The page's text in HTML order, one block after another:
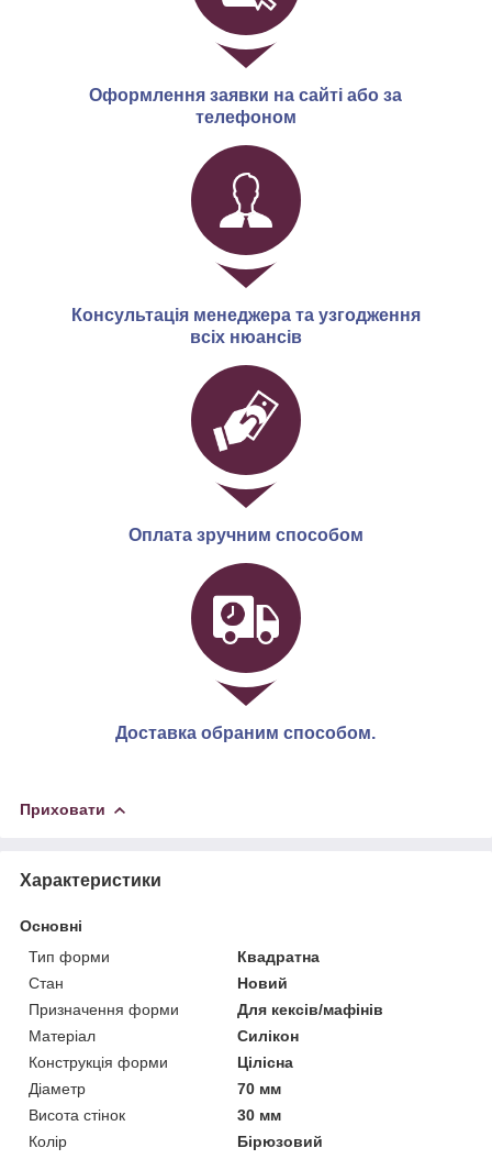
Оформлення заявки на сайті або за
телефоном
Консультація менеджера та узгодження
всіх нюансів
Оплата зручним способом
Доставка обраним способом.
Приховати
Характеристики
Основні
Тип форми
Квадратна
Стан
Новий
Призначення форми
Для кексів/мафінів
Матеріал
Силікон
Конструкція форми
Цілісна
Діаметр
70 мм
Висота стінок
30 мм
Колір
Бірюзовий